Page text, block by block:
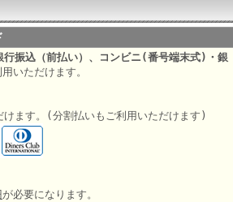
行振込（前払い）、コンビニ(番号端末式)・銀
いただけます。
ます。(分割払いもご利用いただけます)
が必要になります。